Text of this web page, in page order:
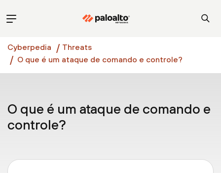
Cyberpedia
Threats
O que é um ataque de comando e controle?
O que é um ataque de comando e
controle?